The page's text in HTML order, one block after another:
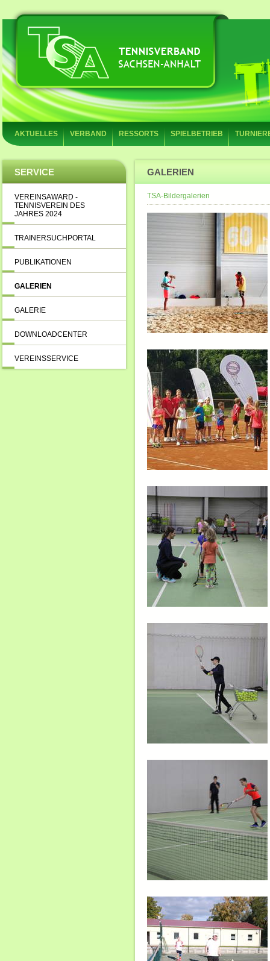
AKTUELLES VERBAND RESSORTS SPIELBETRIEB
SERVICE
VEREINSAWARD -
TENNISVEREIN DES
JAHRES 2024
TRAINERSUCHPORTAL
PUBLIKATIONEN
GALERIEN
GALERIE
DOWNLOADCENTER
VEREINSSERVICE
GALERIEN
TSA-Bildergalerien